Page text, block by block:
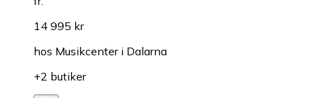
14 995 kr
hos Musikcenter i Dalarna
+2 butiker